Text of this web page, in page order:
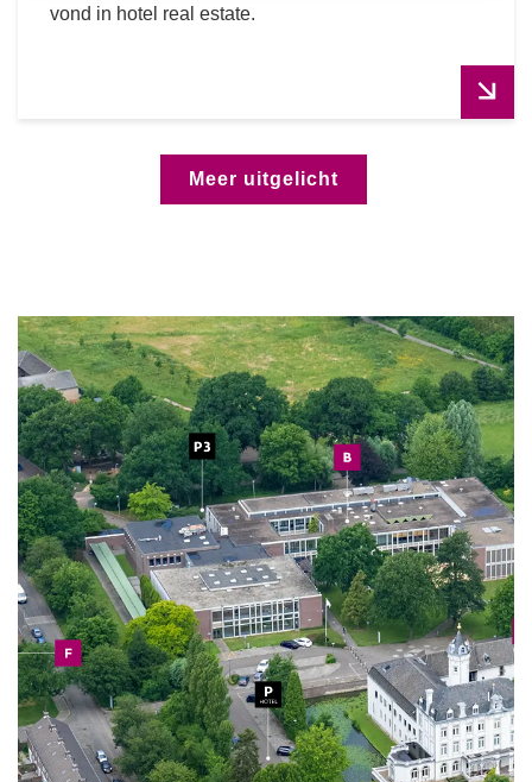
vond in hotel real estate.
Meer uitgelicht